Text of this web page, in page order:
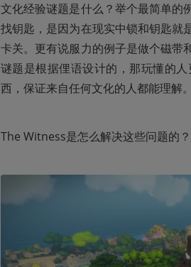
文化经验谜题是什么？举个最简单的
找钥匙，是因为在现实中锁和钥匙就
卡关。更有说服力的例子是做个磁带
谜题是根据俚语设计的，那玩懂的
西，保证来自任何文化的人都能理解。
The Witness是怎么解决这些问题的？